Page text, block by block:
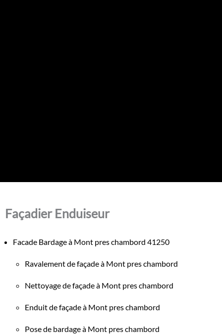
Façadier Enduiseur
Facade Bardage à Mont pres chambord 41250
Ravalement de façade à Mont pres chambord
Nettoyage de façade à Mont pres chambord
Enduit de façade à Mont pres chambord
Pose de bardage à Mont pres chambord